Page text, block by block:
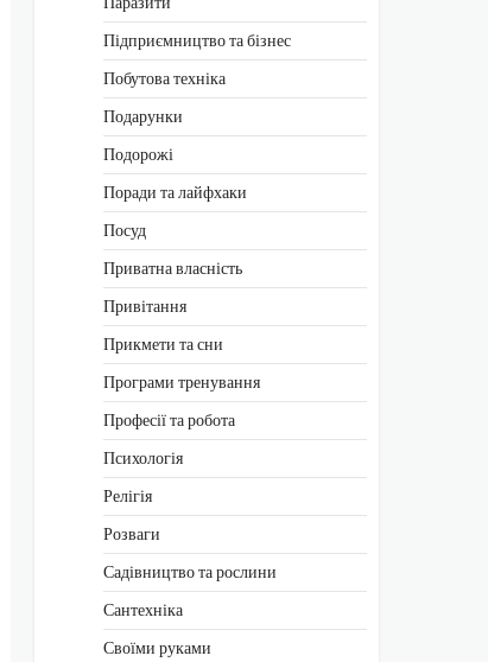
Підприємництво та бізнес
Побутова техніка
Подарунки
Подорожі
Поради та лайфхаки
Посуд
Приватна власність
Привітання
Прикмети та сни
Програми тренування
Професії та робота
Психологія
Релігія
Розваги
Садівництво та рослини
Сантехніка
Своїми руками